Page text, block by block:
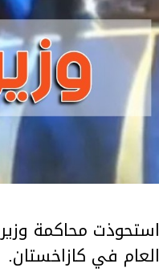
استحوذت محاكمة
العام في كازاخستان.